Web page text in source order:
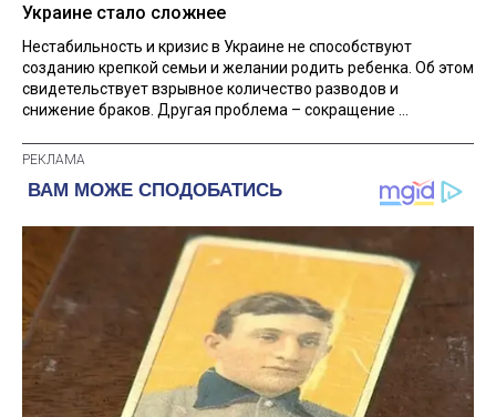
Украине стало сложнее
Нестабильность и кризис в Украине не способствуют
созданию крепкой семьи и желании родить ребенка. Об этом
свидетельствует взрывное количество разводов и
снижение браков. Другая проблема – сокращение ...